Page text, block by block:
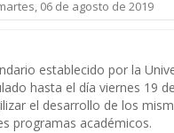
06 de agosto de 2019
establecido por la
hasta el día viernes 19
el desarrollo de los
programas académicos.